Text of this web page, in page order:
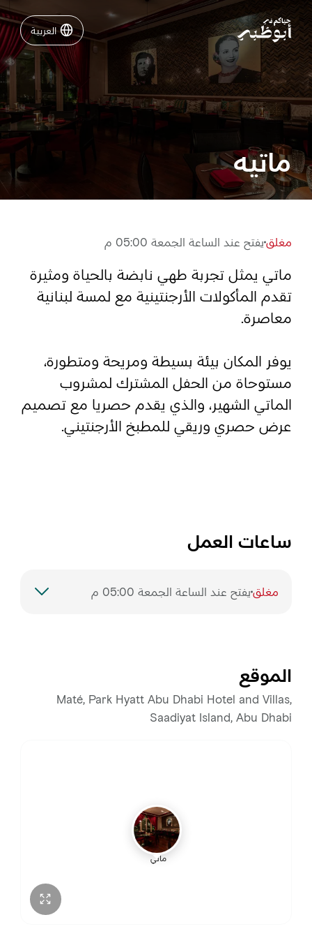
العربية
العربية
نشاطات لا تفوّتها في أبوظبي
دليلك لأبوظبي
فعاليات
تسجيل الدخول مسارات
المفضلة رسم خريطة
أبو ظبي
مركز أبوظبي الوطني للمعارض والمؤتمرات
ماتيه
مغلقيفتح عند الساعة الجمعة 05:00 م
ماتي يمثل تجربة طهي نابضة بالحياة ومثيرة
تقدم المأكولات الأرجنتينية مع لمسة لبنانية
معاصرة.
يوفر المكان بيئة بسيطة ومريحة ومتطورة،
مستوحاة من الحفل المشترك لمشروب
الماتي الشهير، والذي يقدم حصريا مع تصميم
عرض حصري وريقي للمطبخ الأرجنتيني.
ساعات العمل
مغلقيفتح عند الساعة الجمعة 05:00 م
الاثنين مغلق
الموقع
Maté, Park Hyatt Abu Dhabi Hotel and Villas,
Saadiyat Island, Abu Dhabi
ماتي